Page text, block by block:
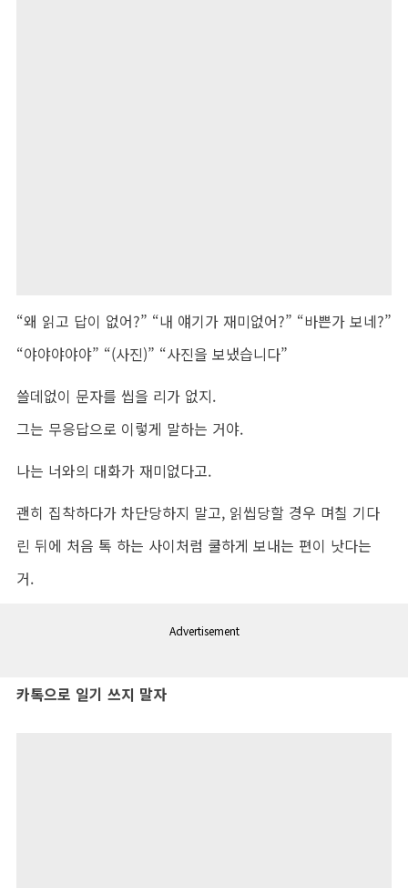
“왜 읽고 답이 없어?” “내 얘기가 재미없어?” “바쁜가 보네?”
“야야야야야” “(사진)” “사진을 보냈습니다”
쓸데없이 문자를 씹을 리가 없지.
그는 무응답으로 이렇게 말하는 거야.
나는 너와의 대화가 재미없다고.
괜히 집착하다가 차단당하지 말고, 읽씹당할 경우 며칠 기다
린 뒤에 처음 톡 하는 사이처럼 쿨하게 보내는 편이 낫다는
거.
Advertisement
카톡으로 일기 쓰지 말자